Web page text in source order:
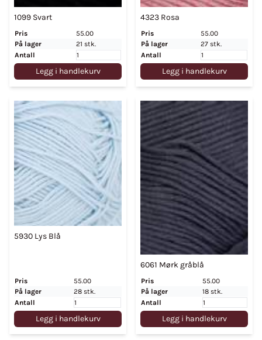
1099 Svart
Pris
55.00
På lager
21 stk.
Antall
Legg i handlekurv
4323 Rosa
Pris
55.00
På lager
27 stk.
Antall
Legg i handlekurv
5930 Lys Blå
Pris
55.00
På lager
28 stk.
Antall
Legg i handlekurv
6061 Mørk gråblå
Pris
55.00
På lager
18 stk.
Antall
Legg i handlekurv